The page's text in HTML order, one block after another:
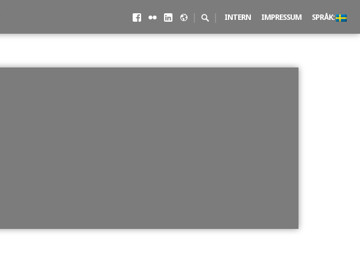
Facebook
FlickrLinkedIN
500px
| Search
Toggle
| INTERN IMPRESSUM SPRÅK: